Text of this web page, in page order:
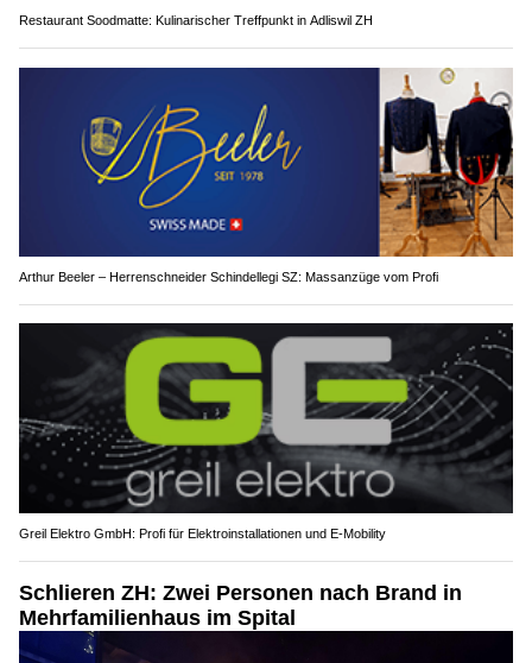
Restaurant Soodmatte: Kulinarischer Treffpunkt in Adliswil ZH
Arthur Beeler – Herrenschneider Schindellegi SZ: Massanzüge vom Profi
Greil Elektro GmbH: Profi für Elektroinstallationen und E-Mobility
Schlieren ZH: Zwei Personen nach Brand in
Mehrfamilienhaus im Spital